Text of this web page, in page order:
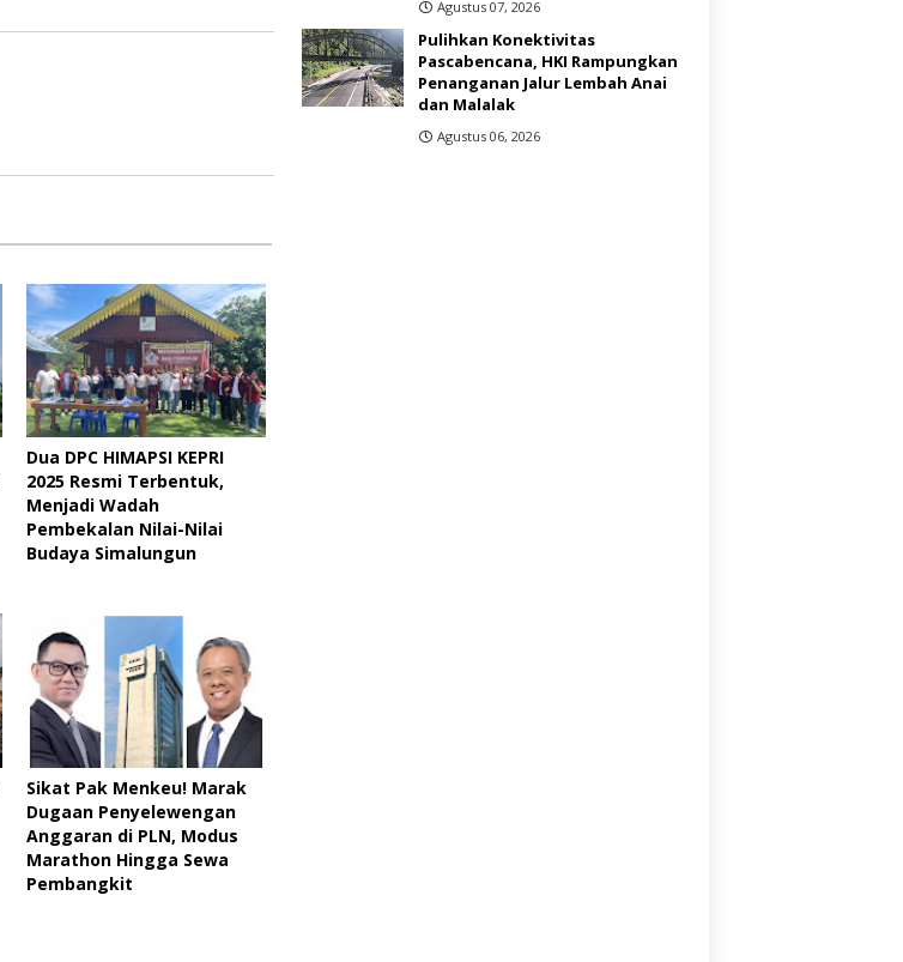
Dua DPC HIMAPSI KEPRI
2025 Resmi Terbentuk,
Menjadi Wadah
Pembekalan Nilai-Nilai
Budaya Simalungun
Sikat Pak Menkeu! Marak
Dugaan Penyelewengan
Anggaran di PLN, Modus
Marathon Hingga Sewa
Pembangkit
Agustus 07, 2026
Pulihkan Konektivitas
Pascabencana, HKI Rampungkan
Penanganan Jalur Lembah Anai
dan Malalak
Agustus 06, 2026